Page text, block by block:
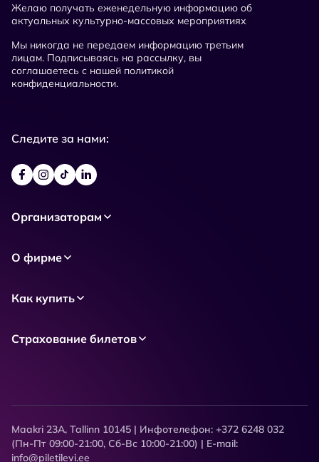
Желаю получать еженедельную информацию об
актуальных культурно-массовых мероприятиях
Мы никогда не передаем информацию третьим
лицам. Подписываясь на рассылку, вы
соглашаетесь с нашей политикой
конфиденциальности.
Следите за нами:
Организаторам
О фирме
Как купить
Страхование билетов
Maakri 23A, Tallinn 10145 | Инфотелефон: +372 6248 032
(Пн-Пт 09:00-21:00, Сб-Вс 10:00-21:00) | E-mail:
info@piletilevi.ee